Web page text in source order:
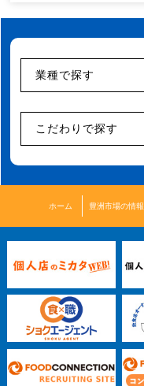
業種で探す
こだわりで探す
ホーム 豊洲市場の情報